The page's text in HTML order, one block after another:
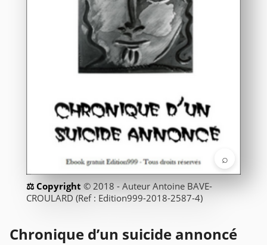
⌕
© 2018 - Auteur Antoine BAVE-
CROULARD (Ref : Edition999-2018-2587-4)
Chronique d’un suicide annoncé